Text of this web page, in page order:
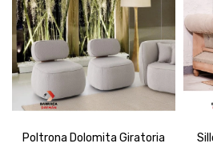
Poltrona Dolomita Giratoria